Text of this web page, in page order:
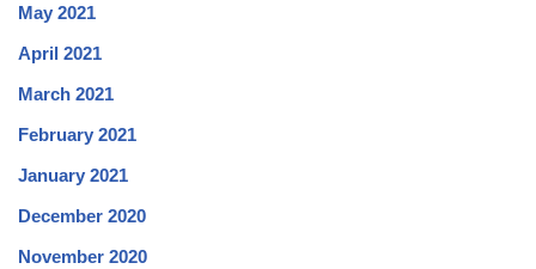
May 2021
April 2021
March 2021
February 2021
January 2021
December 2020
November 2020